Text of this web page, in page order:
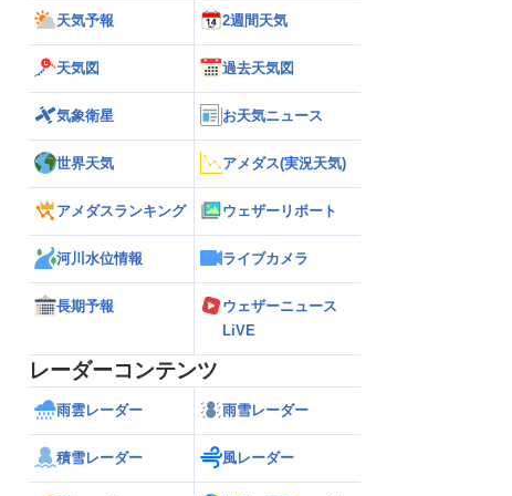
天気予報 2週間天気
天気図 過去天気図
気象衛星 お天気ニュース
世界天気 アメダス(実況天気)
アメダスランキング ウェザーリポート
河川水位情報 ライブカメラ
長期予報
ウェザーニュース
LiVE
レーダーコンテンツ
雨雲レーダー 雨雪レーダー
積雪レーダー 風レーダー